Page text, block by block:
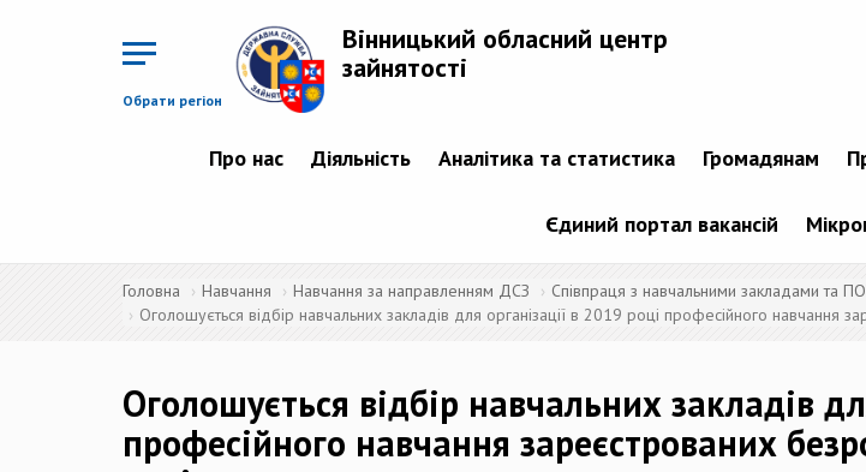
Обрати регіон
Вінницький обласний центр
зайнятості
Про нас Діяльність Аналітика та статистика Громадянам
Єдиний портал вакансій
Головна Навчання Навчання за направленням ДСЗ
Співпраця з навчальними закладами та
Оголошується відбір навчальних закладів для організації в 2019 році професійного навчання
Оголошується відбір навчальних закладів
професійного навчання зареєстрованих